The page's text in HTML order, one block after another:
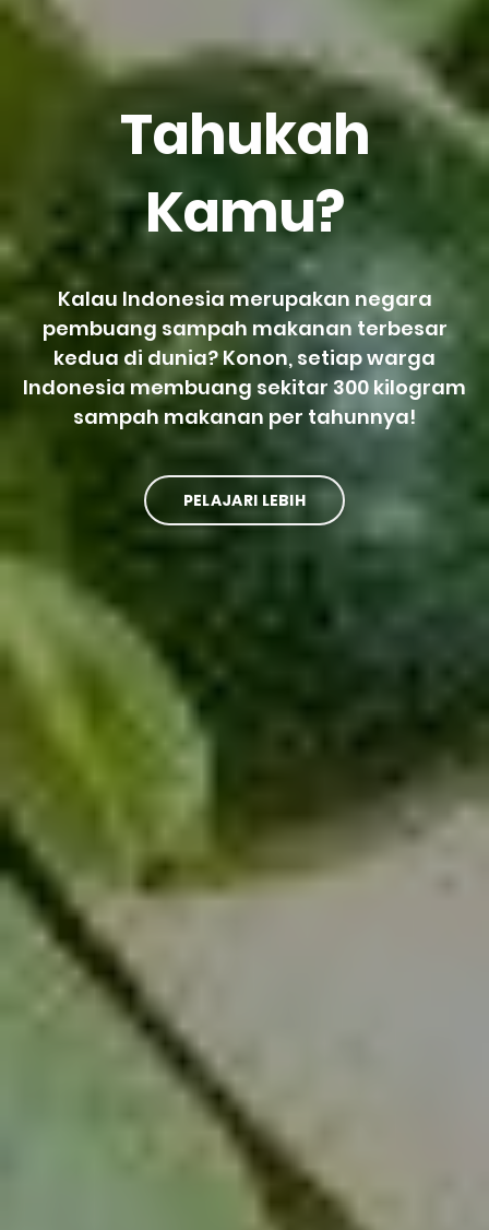
Tahukah
Kamu?
Kalau Indonesia merupakan negara
pembuang sampah makanan terbesar
kedua di dunia? Konon, setiap warga
Indonesia membuang sekitar 300 kilogram
sampah makanan per tahunnya!
PELAJARI LEBIH